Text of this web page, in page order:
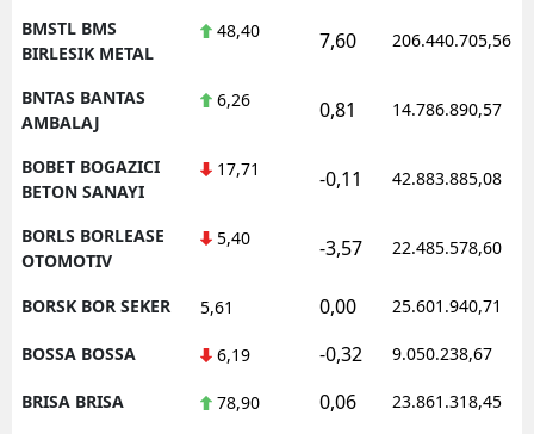
BMSTL BMS
BIRLESIK METAL
48,40 7,60 206.440.705,56
BNTAS BANTAS
AMBALAJ
6,26 0,81 14.786.890,57
BOBET BOGAZICI
BETON SANAYI
17,71 -0,11 42.883.885,08
BORLS BORLEASE
OTOMOTIV
5,40 -3,57 22.485.578,60
BORSK BOR SEKER 5,61 0,00 25.601.940,71
BOSSA BOSSA 6,19 -0,32 9.050.238,67
BRISA BRISA 78,90 0,06 23.861.318,45